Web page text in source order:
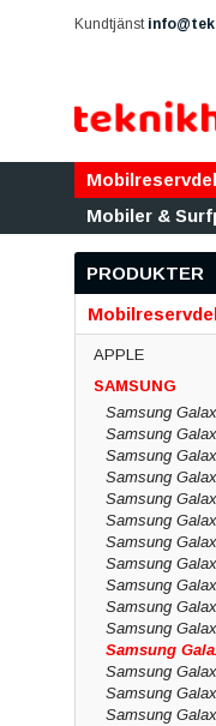
Kundtjänst
Mobiler &
PRODUKTER
APPLE
SAMSUNG
Samsung
Samsung
Samsung
Samsung
Samsung
Samsung
Samsung
Samsung
Samsung
Samsung
Samsung
Samsung
Samsung
Samsung
Samsung